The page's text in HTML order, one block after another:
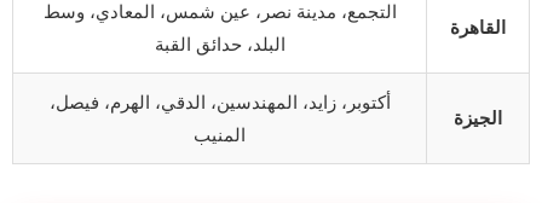
القاهرة
التجمع، مدينة نصر، عين شمس، المعادي، وسط
البلد، حدائق القبة
الجيزة
أكتوبر، زايد، المهندسين، الدقي، الهرم، فيصل،
المنيب